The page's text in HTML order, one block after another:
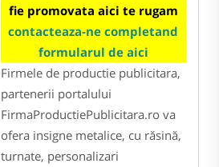
fie promovata aici te rugam
contacteaza-ne completand
formularul de aici
Firmele de productie publicitara,
partenerii portalului
FirmaProductiePublicitara.ro va
ofera insigne metalice, cu răsină,
turnate, personalizari